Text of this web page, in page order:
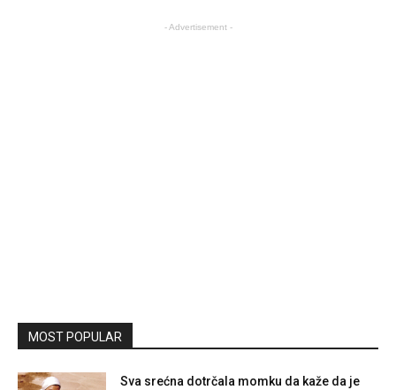
- Advertisement -
MOST POPULAR
Sva srećna dotrčala momku da kaže da je